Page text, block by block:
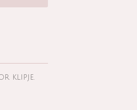
klipje.